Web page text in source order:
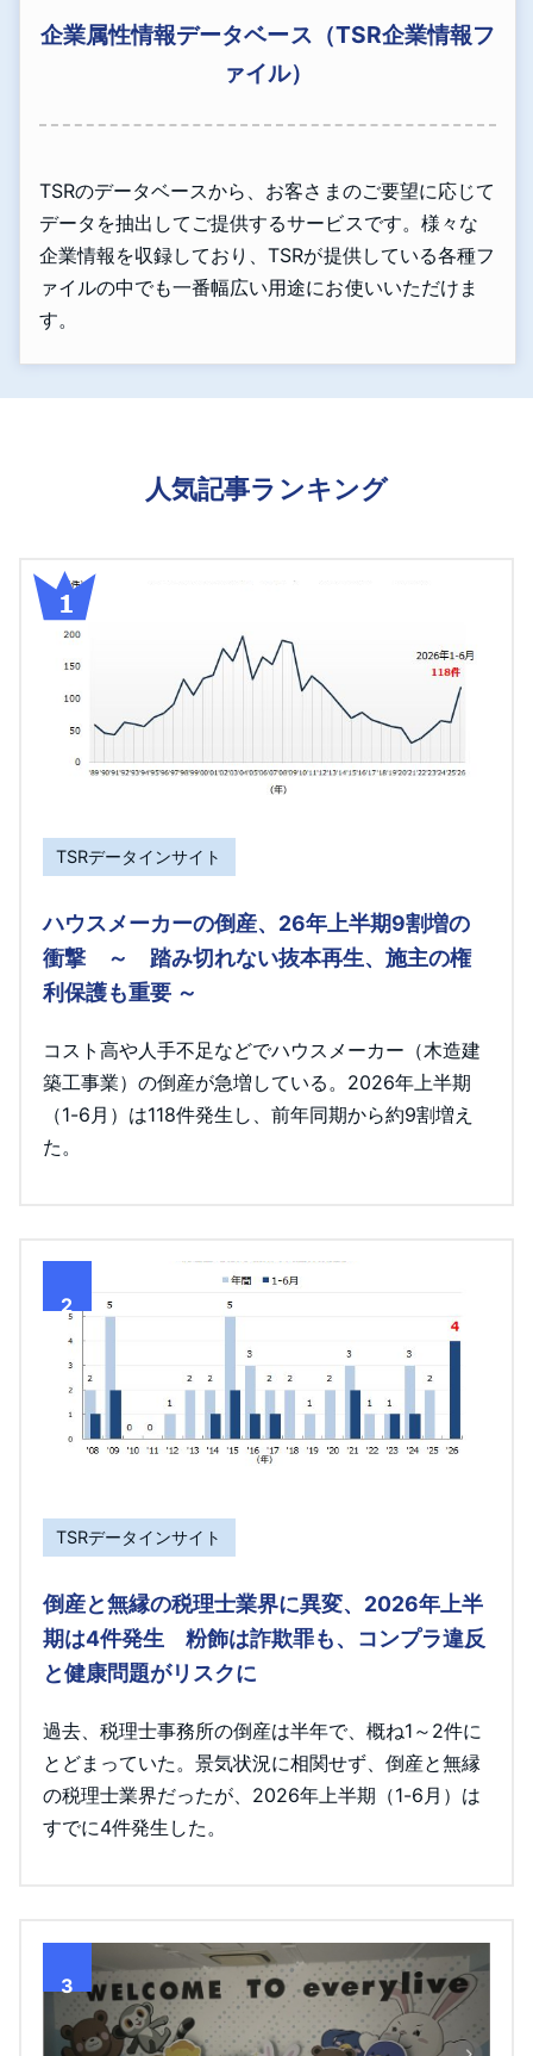
企業属性情報データベース（TSR企業情報フ
ァイル）
TSRのデータベースから、お客さまのご要望に応じて
データを抽出してご提供するサービスです。様々な
企業情報を収録しており、TSRが提供している各種フ
ァイルの中でも一番幅広い用途にお使いいただけま
す。
人気記事ランキング
TSRデータインサイト
ハウスメーカーの倒産、26年上半期9割増の
衝撃 ～ 踏み切れない抜本再生、施主の権
利保護も重要 ～
コスト高や人手不足などでハウスメーカー（木造建
築工事業）の倒産が急増している。2026年上半期
（1-6月）は118件発生し、前年同期から約9割増え
た。
2
TSRデータインサイト
倒産と無縁の税理士業界に異変、2026年上半
期は4件発生 粉飾は詐欺罪も、コンプラ違反
と健康問題がリスクに
過去、税理士事務所の倒産は半年で、概ね1～2件に
とどまっていた。景気状況に相関せず、倒産と無縁
の税理士業界だったが、2026年上半期（1-6月）は
すでに4件発生した。
3